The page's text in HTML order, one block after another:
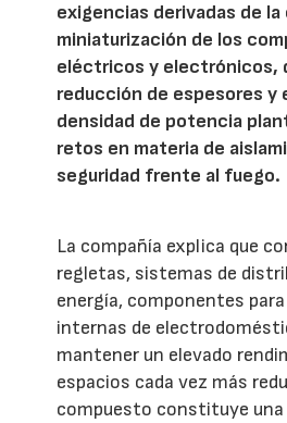
exigencias derivadas de
miniaturización de los
eléctricos y electrónicos,
reducción de espesores y
densidad de potencia
retos en materia de
seguridad frente al fuego.
La compañía explica que
regletas, sistemas de
energía, componentes
internas de
mantener un elevado
espacios cada vez más
compuesto constituye una